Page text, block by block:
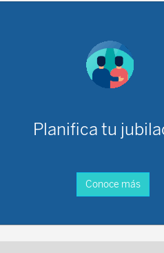
Planifica tu
Conoce más